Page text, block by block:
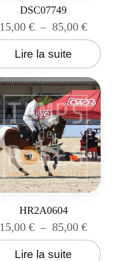
DSC07749
15,00€ – 85,00€
Lire la suite
HR2A0604
15,00€ – 85,00€
Lire la suite